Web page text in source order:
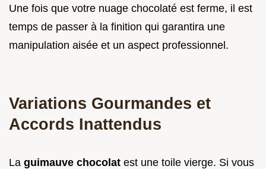
Une fois que votre nuage chocolaté est ferme, il est
temps de passer à la finition qui garantira une
manipulation aisée et un aspect professionnel.
Variations Gourmandes et
Accords Inattendus
La guimauve chocolat est une toile vierge. Si vous